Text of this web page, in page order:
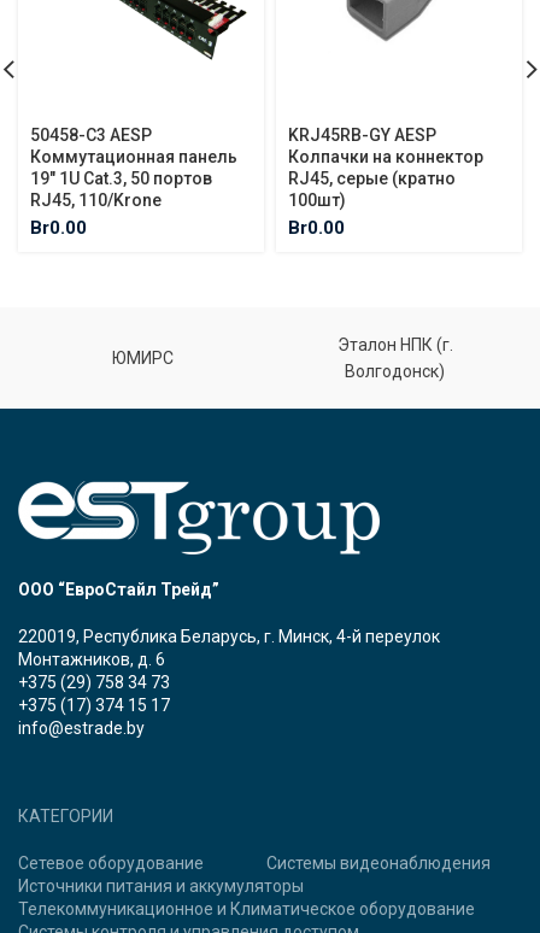
50458-C3 AESP
Коммутационная панель
19″ 1U Cat.3, 50 портов
RJ45, 110/Krone
Br0.00
KRJ45RB-GY AESP
Колпачки на коннектор
RJ45, серые (кратно
100шт)
Br0.00
ЮМИРС
Эталон НПК (г.
Волгодонск)
ООО “ЕвроСтайл Трейд”
220019, Республика Беларусь, г. Минск, 4-й переулок
Монтажников, д. 6
+375 (29) 758 34 73
+375 (17) 374 15 17
info@estrade.by
КАТЕГОРИИ
Сетевое оборудование
Системы видеонаблюдения
Источники питания и аккумуляторы
Телекоммуникационное и Климатическое оборудование